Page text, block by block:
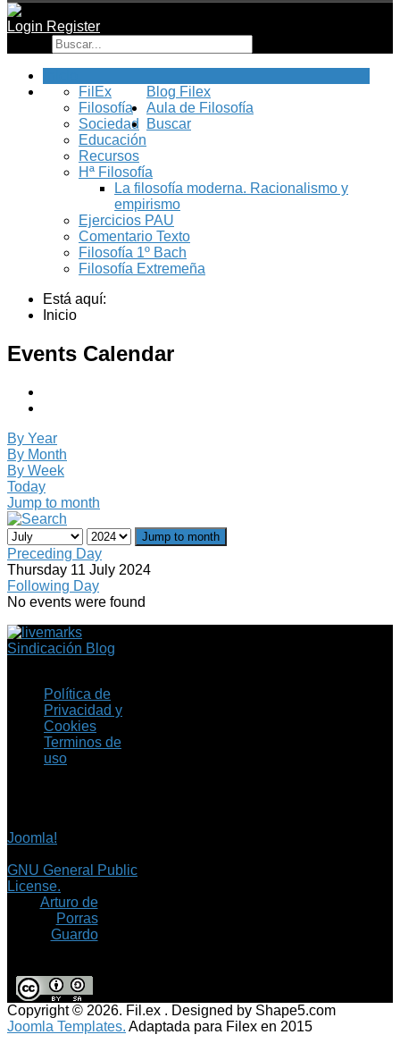
Login Register
Blog Filex
FilEx
Filosofía
Sociedad
Educación
Recursos
Aula de Filosofía
Hª Filosofía
La filosofía moderna. Racionalismo y
empirismo
Ejercicios PAU
Comentario Texto
Filosofía 1º Bach
Filosofía Extremeña
Buscar
Está aquí:
Inicio
Events Calendar
By Year
By Month
By Week
Today
Jump to month
Jump to month
Preceding Day
Thursday 11 July 2024
Following Day
No events were found
Sindicación Blog
Política de
Privacidad y
Cookies
Terminos de
uso
Joomla!
GNU General Public
License.
Arturo de
Porras
Guardo
Copyright © 2026. Fil.ex . Designed by Shape5.com
Joomla Templates. Adaptada para Filex en 2015